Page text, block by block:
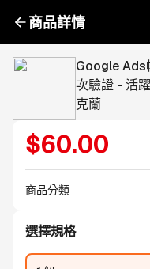
商品詳情
Google Ads
次驗證 - 活
克蘭
$60.00
商品分類
選擇規格